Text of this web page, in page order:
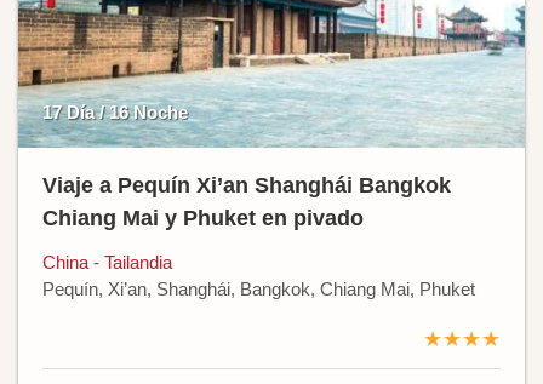
17 Día / 16 Noche
Viaje a Pequín Xi’an Shanghái Bangkok
Chiang Mai y Phuket en pivado
China - Tailandia
Pequín, Xi’an, Shanghái, Bangkok, Chiang Mai, Phuket
★★★★